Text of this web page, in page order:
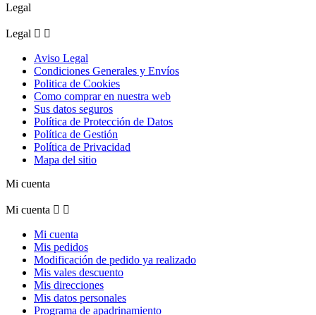
Legal
Legal  
Aviso Legal
Condiciones Generales y Envíos
Politica de Cookies
Como comprar en nuestra web
Sus datos seguros
Política de Protección de Datos
Política de Gestión
Política de Privacidad
Mapa del sitio
Mi cuenta
Mi cuenta  
Mi cuenta
Mis pedidos
Modificación de pedido ya realizado
Mis vales descuento
Mis direcciones
Mis datos personales
Programa de apadrinamiento